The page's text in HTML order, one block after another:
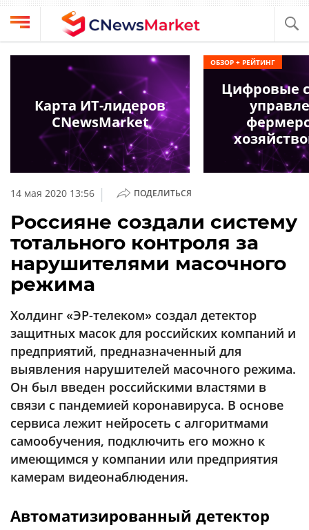
Выбрать
провайдера
Компании
обзоры
кабинет
О
проекте
CNews
Аналитика
Конференции
Техника
Об
издании
Реклама
Контакты
Max
Telegram
Дзен
Rutube
CNews
Конференции
Техника
14 мая 2020 13:56 | ПОДЕЛИТЬСЯ
Россияне создали систему
тотального контроля за
нарушителями масочного
режима
Холдинг «ЭР-телеком» создал детектор
защитных масок для российских компаний и
предприятий, предназначенный для
выявления нарушителей масочного режима.
Он был введен российскими властями в
связи с пандемией коронавируса. В основе
сервиса лежит нейросеть с алгоритмами
самообучения, подключить его можно к
имеющимся у компании или предприятия
камерам видеонаблюдения.
Автоматизированный детектор
Карта ИТ-лидеров
CNewsMarket
Цифровые
ОБЗОР + РЕЙТИНГ